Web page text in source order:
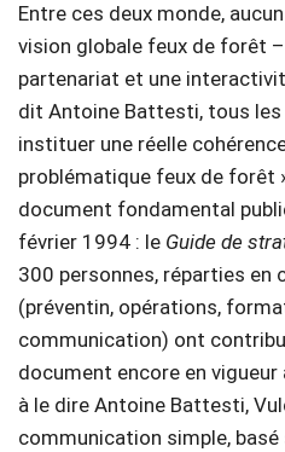
Entre ces deux monde,
vision globale feux de forêt –
partenariat et une
dit Antoine Battesti, tous
instituer une réelle
problématique feux de forêt
document fondamental
février 1994 : le Guide de
300 personnes, réparties en
(préventin, opérations,
communication) ont
document encore en vigueur
à le dire Antoine Battesti,
communication simple,